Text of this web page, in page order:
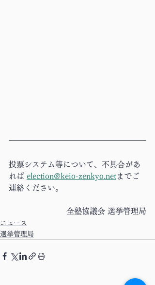
投票システム等について、不具合があ
れば election@keio-zenkyo.netまでご
連絡ください。
全塾協議会 選挙管理局
ニュース
選挙管理局